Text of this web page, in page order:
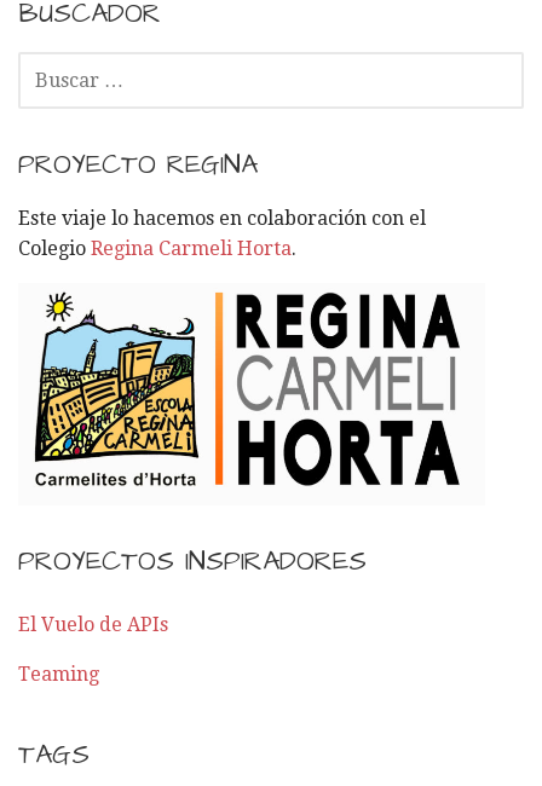
BUSCADOR
C
R
:
PROYECTO REGINA
Este viaje lo hacemos en colaboración con el
Colegio Regina Carmeli Horta.
PROYECTOS INSPIRADORES
El Vuelo de APIs
Teaming
TAGS